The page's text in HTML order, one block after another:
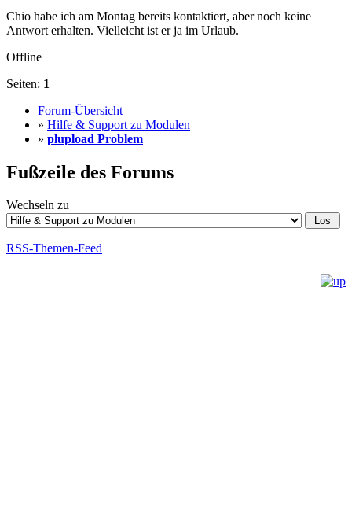
Chio habe ich am Montag bereits kontaktiert, aber noch keine
Antwort erhalten. Vielleicht ist er ja im Urlaub.
Offline
Seiten: 1
Forum-Übersicht
» Hilfe & Support zu Modulen
» plupload Problem
Fußzeile des Forums
Wechseln zu
RSS-Themen-Feed